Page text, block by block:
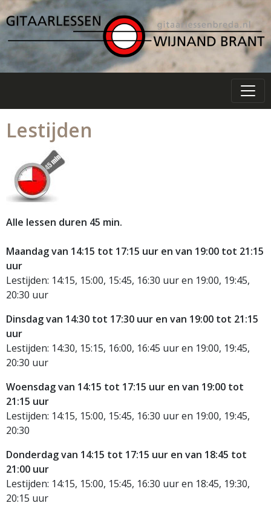
Lestijden
Alle lessen duren 45 min.
Maandagvan 14:15 tot 17:15 uur en van 19:00 tot 21:15
uur
Lestijden: 14:15, 15:00, 15:45, 16:30 uur en 19:00, 19:45,
20:30 uur
Dinsdagvan 14:30 tot 17:30 uur en van 19:00 tot 21:15
uur
Lestijden: 14:30, 15:15, 16:00, 16:45 uur en 19:00, 19:45,
20:30 uur
Woensdagvan 14:15 tot 17:15 uur en van 19:00 tot
21:15 uur
Lestijden: 14:15, 15:00, 15:45, 16:30 uur en 19:00, 19:45,
20:30
Donderdagvan 14:15 tot 17:15 uur en van 18:45 tot
21:00 uur
Lestijden: 14:15, 15:00, 15:45, 16:30 uur en 18:45, 19:30,
20:15 uur